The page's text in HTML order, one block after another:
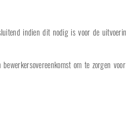
indien dit nodig is voor de
om te zorgen